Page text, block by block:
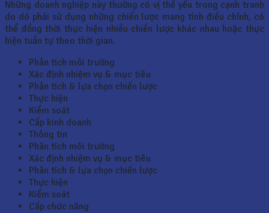
Những doanh nghiệp này thường có vị thế yếu trong cạnh tranh
do dó phải sử dụng những chiến lược mang tính điều chỉnh, có
thể đồng thời thực hiện nhiều chiến lược khác nhau hoặc thực
hiện tuần tự theo thời gian.
Phân tích môi trường
Xác định nhiệm vụ & mục tiêu
Phân tích & lựa chọn chiến lược
Thực hiện
Kiểm soát
Cấp kinh doanh
Thông tin
Phân tích môi trường
Xác định nhiệm vụ & mục tiêu
Phân tích & lựa chọn chiến lược
Thực hiện
Kiểm soát
Cấp chức năng